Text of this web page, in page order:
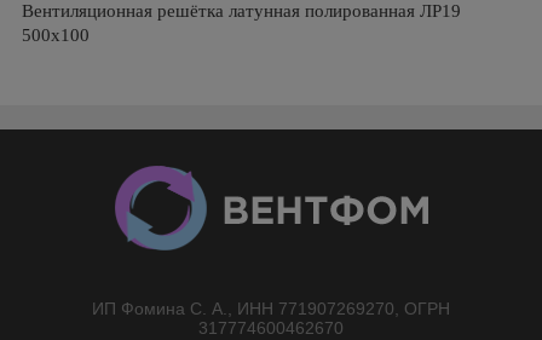
Вентиляционная решётка латунная полированная ЛР19
500х100
ИП Фомина С. А., ИНН 771907269270, ОГРН
317774600462670